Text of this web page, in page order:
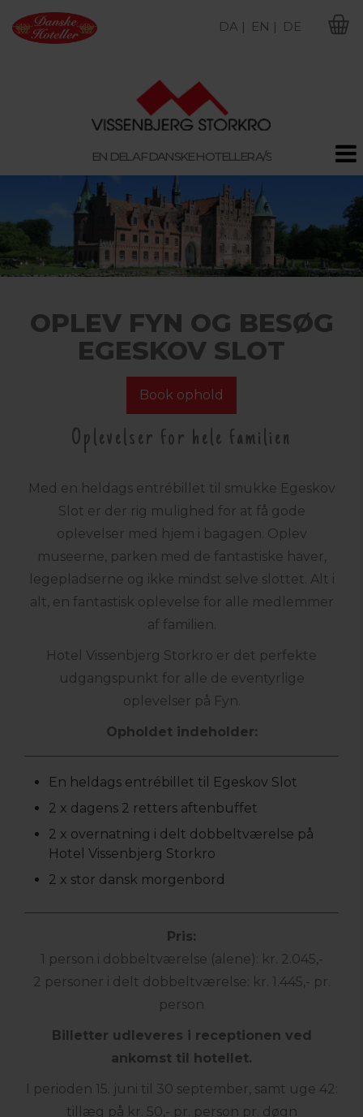
EN DEL AF DANSKE HOTELLER A/S
DA | EN | DE
OPLEV FYN OG BESØG
EGESKOV SLOT
Book ophold
Oplevelser for hele familien
Med en heldags entrébillet til smukke Egeskov
Slot er der rig mulighed for at få gode
oplevelser med hjem i bagagen. Oplev
museerne, parken med de fantastiske haver,
legepladserne og ikke mindst selve slottet. Alt i
alt, en fantastisk oplevelse for alle medlemmer
af familien.
Hotel Vissenbjerg Storkro er det perfekte
udgangspunkt for alle de eventyrlige
oplevelser på Fyn.
Opholdet indeholder:
En heldags entrébillet til Egeskov Slot
2 x dagens 2 retters aftenbuffet
2 x overnatning i delt dobbeltværelse på
Hotel Vissenbjerg Storkro
2 x stor dansk morgenbord
Pris:
1 person i dobbeltværelse (alene): kr. 2.045,-
2 personer i delt dobbeltværelse: kr. 1.445,- pr.
person
Billetter udleveres i receptionen ved
ankomst til hotellet.
I perioden 15. juni til 30 september, samt uge 42:
tillæg på kr. 50,- pr. person pr. døgn